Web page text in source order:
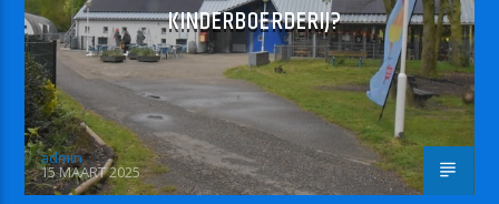
KINDERBOERDERIJ?
admin
15 MAART 2025